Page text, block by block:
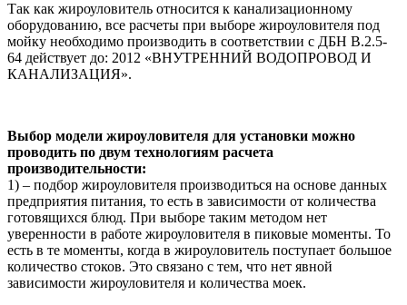
Так как жироуловитель относится к канализационному
оборудованию, все расчеты при выборе жироуловителя под
мойку необходимо производить в соответствии с ДБН В.2.5-
64 действует до: 2012 «ВНУТРЕННИЙ ВОДОПРОВОД И
КАНАЛИЗАЦИЯ».
Выбор модели жироуловителя для установки можно
проводить по двум технологиям расчета
производительности:
1) – подбор жироуловителя производиться на основе данных
предприятия питания, то есть в зависимости от количества
готовящихся блюд. При выборе таким методом нет
уверенности в работе жироуловителя в пиковые моменты. То
есть в те моменты, когда в жироуловитель поступает большое
количество стоков. Это связано с тем, что нет явной
зависимости жироуловителя и количества моек.